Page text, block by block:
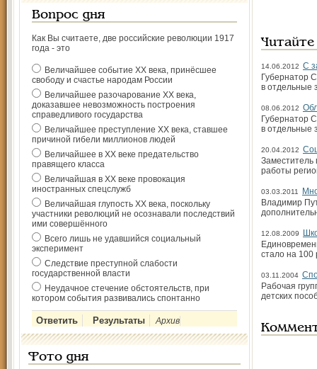
Вопрос дня
Как Вы считаете, две российские революции 1917
года - это
Величайшее событие ХХ века, принёсшее
свободу и счастье народам России
Величайшее разочарование ХХ века,
доказавшее невозможность построения
справедливого государства
Величайшее преступление ХХ века, ставшее
причиной гибели миллионов людей
Величайшее в ХХ веке предательство
правящего класса
Величайшая в ХХ веке провокация
иностранных спецслужб
Величайшая глупость ХХ века, поскольку
участники революций не осознавали последствий
ими совершённого
Всего лишь не удавшийся социальный
эксперимент
Следствие преступной слабости
государственной власти
Неудачное стечение обстоятельств, при
котором события развивались спонтанно
Архив
Фото дня
14.06.2012 С
Губернатор
в отдельные
08.06.2012
Губернатор
в отдельные
20.04.2012
Заместитель
работы
03.03.2011
Владимир
12.08.2009
стало на 100
03.11.2004
Рабочая
детских